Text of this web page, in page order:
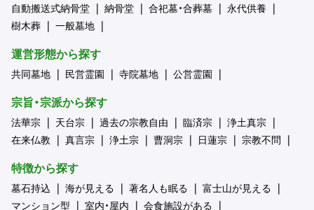
自動搬送式納骨堂 納骨堂 合祀墓・合葬墓
永代供養
樹木葬
一般墓地
運営形態から探す
共同墓地 民営霊園 寺院墓地 公営霊園
宗旨・宗派から探す
法華宗 天台宗 過去の宗教自由 臨済宗
浄土真宗
在来仏教
真言宗 浄土宗 曹洞宗 日蓮宗 宗教不問
特徴から探す
墓石持込 海が見える 著名人も眠る
富士山が見える
マンション型
室内・屋内 会食施設がある